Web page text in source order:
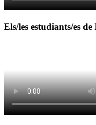
Els/les estudiants/es de